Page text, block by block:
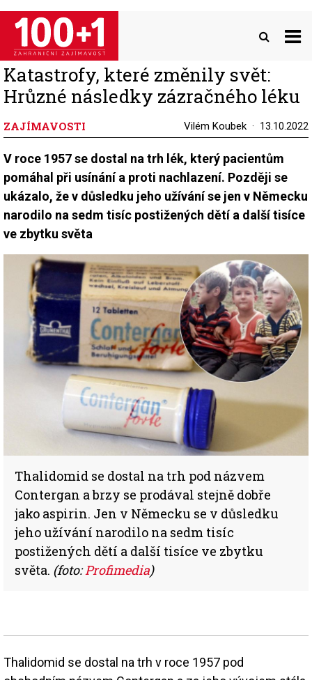
Přejít
hlavnímu
obsahu
Katastrofy, které změnily svět:
Hrůzné následky zázračného léku
ZAJÍMAVOSTI Vilém Koubek 13.10.2022
V roce 1957 se dostal na trh lék, který pacientům
pomáhal při usínání a proti nachlazení. Později se
ukázalo, že v důsledku jeho užívání se jen v Německu
narodilo na sedm tisíc postižených dětí a další tisíce
ve zbytku světa
Thalidomid se dostal na trh pod názvem
Contergan a brzy se prodával stejně dobře
jako aspirin. Jen v Německu se v důsledku
jeho užívání narodilo na sedm tisíc
postižených dětí a další tisíce ve zbytku
světa. (foto:Profimedia)
Thalidomid se dostal na trh v roce 1957 pod